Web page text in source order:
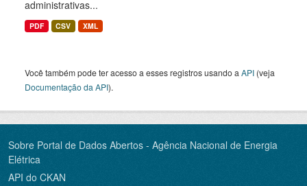
administrativas...
PDF CSV XML
Você também pode ter acesso a esses registros usando a API (veja
Documentação da API).
Sobre Portal de Dados Abertos - Agência Nacional de Energia
Elétrica
API do CKAN